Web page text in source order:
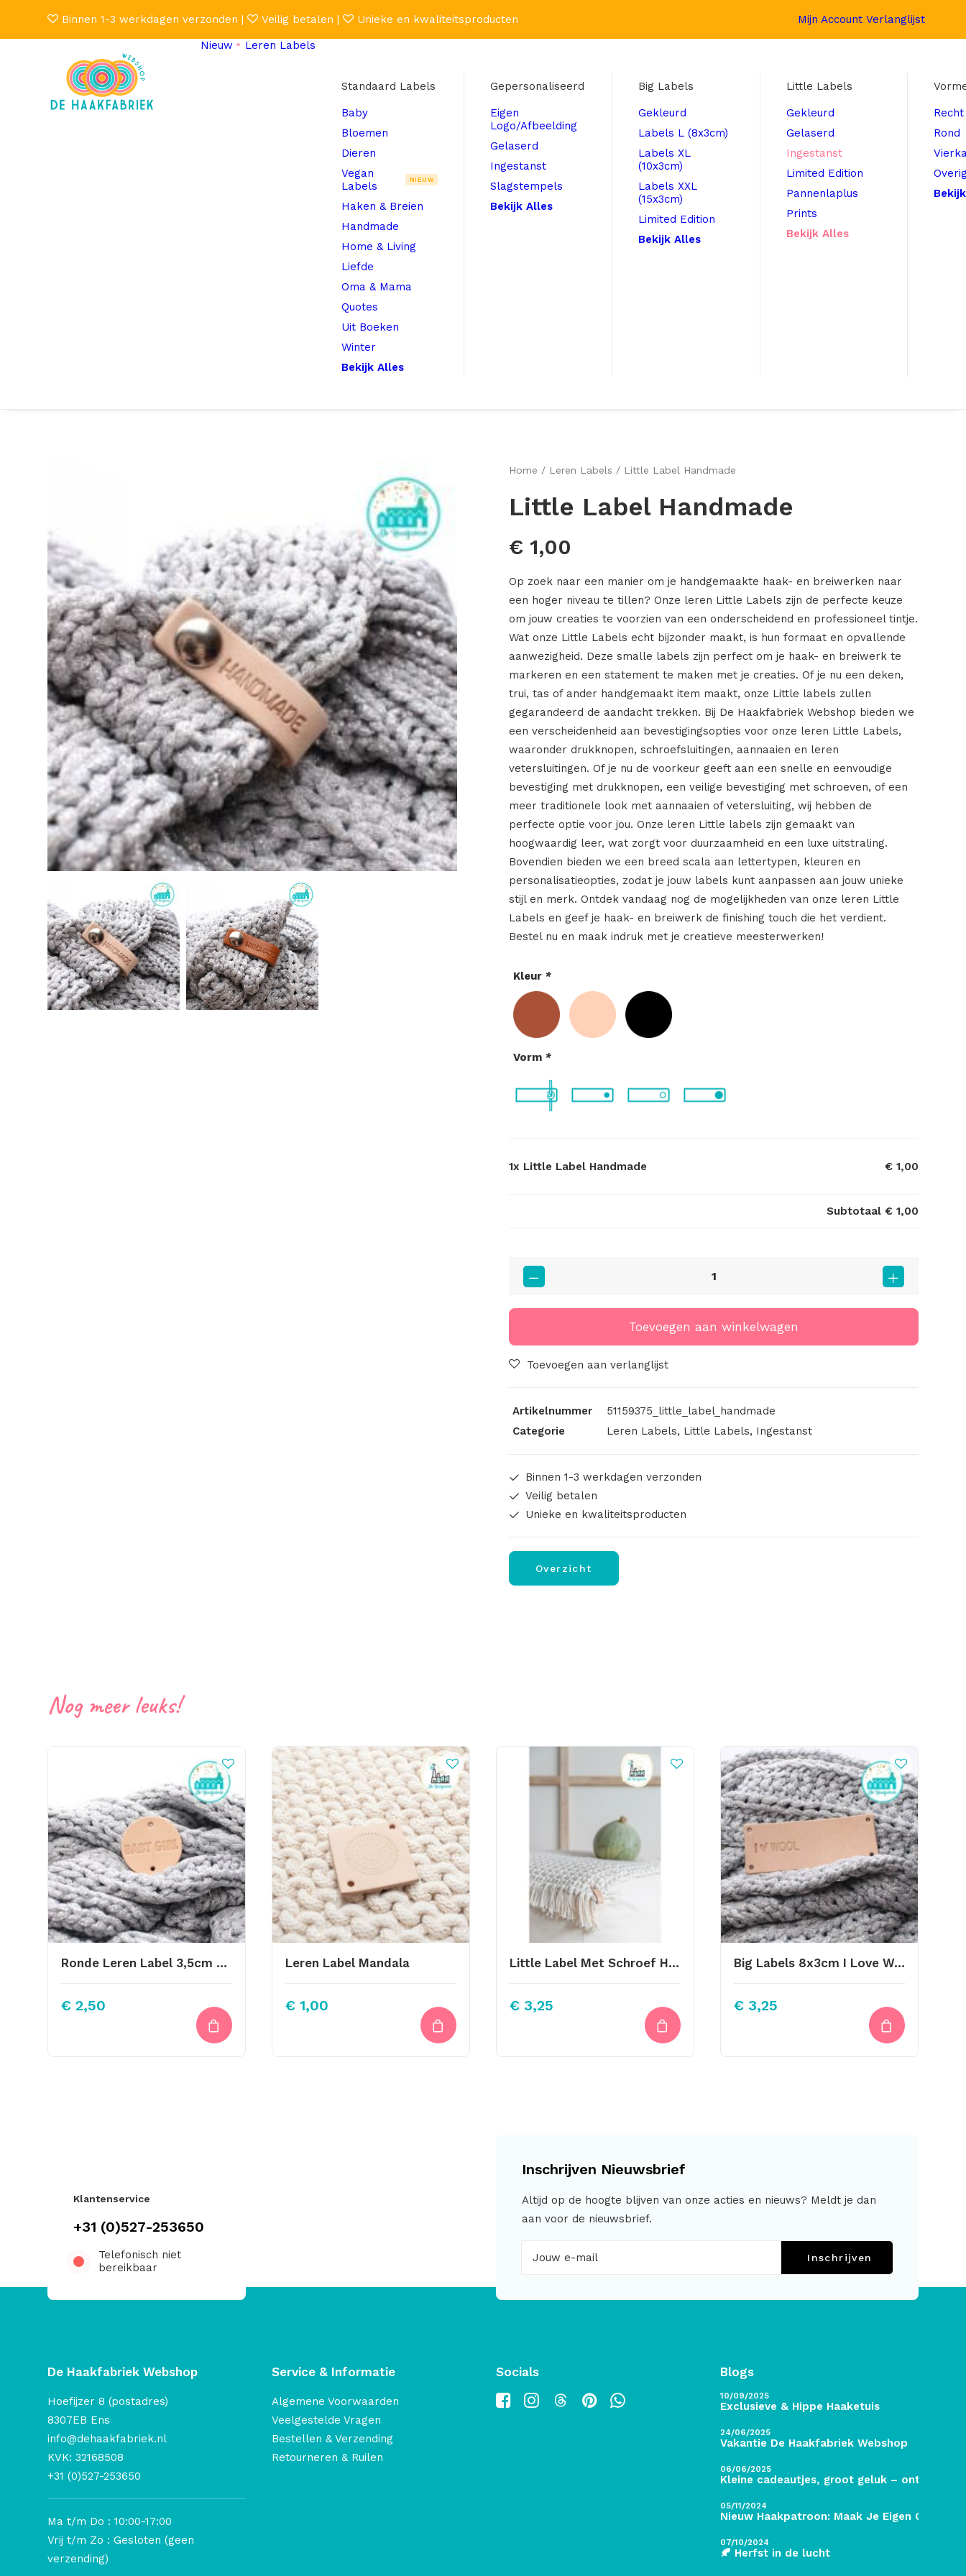
Binnen 1-3 werkdagen verzonden | Veilig betalen | Unieke en kwaliteitsproducten Mijn Account Verlanglijst
Nieuw
Leren Labels
Standaard Labels
Baby
Bloemen
Dieren
Vegan
Labels
NIEUW
Haken & Breien
Handmade
Home & Living
Liefde
Oma & Mama
Quotes
Uit Boeken
Winter
Bekijk Alles
Gepersonaliseerd
Eigen
Logo/Afbeelding
Gelaserd
Ingestanst
Slagstempels
Bekijk Alles
Big Labels
Gekleurd
Labels L (8x3cm)
Labels XL
(10x3cm)
Labels XXL
(15x3cm)
Limited Edition
Bekijk Alles
Little Labels
Gekleurd
Gelaserd
Ingestanst
Limited Edition
Pannenlaplus
Prints
Bekijk Alles
Recht
Rond
Home Leren Labels Little Label Handmade
Little Label Handmade
€ 1,00
Op zoek naar een manier om je handgemaakte haak- en breiwerken naar
een hoger niveau te tillen? Onze leren Little Labels zijn de perfecte keuze
om jouw creaties te voorzien van een onderscheidend en professioneel tintje.
Wat onze Little Labels echt bijzonder maakt, is hun formaat en opvallende
aanwezigheid. Deze smalle labels zijn perfect om je haak- en breiwerk te
markeren en een statement te maken met je creaties. Of je nu een deken,
trui, tas of ander handgemaakt item maakt, onze Little labels zullen
gegarandeerd de aandacht trekken. Bij De Haakfabriek Webshop bieden we
een verscheidenheid aan bevestigingsopties voor onze leren Little Labels,
waaronder drukknopen, schroefsluitingen, aannaaien en leren
vetersluitingen. Of je nu de voorkeur geeft aan een snelle en eenvoudige
bevestiging met drukknopen, een veilige bevestiging met schroeven, of een
meer traditionele look met aannaaien of vetersluiting, wij hebben de
perfecte optie voor jou. Onze leren Little labels zijn gemaakt van
hoogwaardig leer, wat zorgt voor duurzaamheid en een luxe uitstraling.
Bovendien bieden we een breed scala aan lettertypen, kleuren en
personalisatieopties, zodat je jouw labels kunt aanpassen aan jouw unieke
stijl en merk. Ontdek vandaag nog de mogelijkheden van onze leren Little
Labels en geef je haak- en breiwerk de finishing touch die het verdient.
Bestel nu en maak indruk met je creatieve meesterwerken!
Kleur *
Vorm *
1x Little Label Handmade € 1,00
Subtotaal € 1,00
Little
Label
Toevoegen aan winkelwagen
Toevoegen aan verlanglijst
Artikelnummer
51159375_little_label_handmade
Categorie
Leren Labels, Little Labels, Ingestanst
Binnen 1-3 werkdagen verzonden
Veilig betalen
Unieke en kwaliteitsproducten
Overzicht
Nog meer leuks!
Ronde Leren Label 3,5cm Tekst Baby Girl Vette Letter
€ 2,50
Leren Label Mandala
€ 1,00
Little Label Met Schroef Handmade Jolie
€ 3,25
Big Labels 8x3cm I Love Wool Overdwars
€ 3,25
Klantenservice
+31 (0)527-253650
Telefonisch niet
bereikbaar
Inschrijven Nieuwsbrief
Altijd op de hoogte blijven van onze acties en nieuws? Meldt je dan
aan voor de nieuwsbrief.
Inschrijven
De Haakfabriek Webshop
Hoefijzer 8 (postadres)
8307EB Ens
info@dehaakfabriek.nl
KVK: 32168508
+31 (0)527-253650
Ma t/m Do : 10:00-17:00
Vrij t/m Zo : Gesloten (geen
verzending)
Service & Informatie
Algemene Voorwaarden
Veelgestelde Vragen
Bestellen & Verzending
Retourneren & Ruilen
Socials Blogs
10/09/2025
Exclusieve & Hippe Haaketuis
24/06/2025
Vakantie De Haakfabriek Webshop
06/06/2025
Kleine cadeautjes, groot geluk – ontdek de
05/11/2024
Nieuw Haakpatroon: Maak Je Eigen Gave
07/10/2024
🍂 Herfst in de lucht